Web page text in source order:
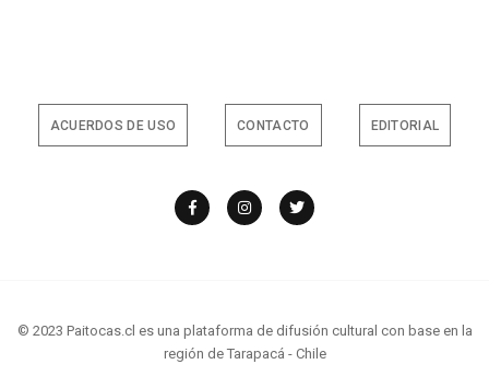
ACUERDOS DE USO CONTACTO EDITORIAL
© 2023 Paitocas.cl es una plataforma de difusión cultural con base en la
región de Tarapacá - Chile